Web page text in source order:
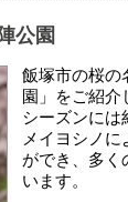
公園
飯塚市の桜の
園」をご紹介
シーズンには
メイヨシノ
ができ、多く
います。